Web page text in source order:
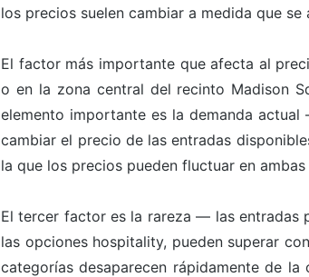
los precios suelen cambiar a medida que se
El factor más importante que afecta al
o en la zona central del recinto Madison
elemento importante es la demanda
cambiar el precio de las entradas
la que los precios pueden fluctuar en
El tercer factor es la rareza — las entradas
las opciones hospitality, pueden superar
categorías desaparecen rápidamente de